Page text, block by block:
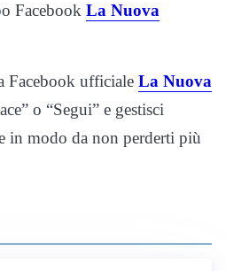
Facebook La Nuova
Facebook ufficiale La Nuova
o “Segui” e gestisci
in modo da non perderti più